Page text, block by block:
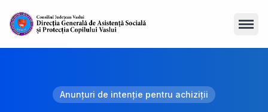
Anunțuri de intenție pentru achiziții